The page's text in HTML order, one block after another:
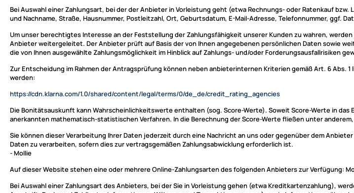
Bei Auswahl einer Zahlungsart, bei der der Anbieter in Vorleistung geht (etwa Rechnungs- oder Ratenkauf
und Nachname, Straße, Hausnummer, Postleitzahl, Ort, Geburtsdatum, E-Mail-Adresse, Telefonnummer, ggf.
Um unser berechtigtes Interesse an der Feststellung der Zahlungsfähigkeit unserer Kunden zu wahren,
Anbieter weitergeleitet. Der Anbieter prüft auf Basis der von Ihnen angegebenen persönlichen Daten sowie
die von Ihnen ausgewählte Zahlungsmöglichkeit im Hinblick auf Zahlungs- und/oder Forderungsausfallrisiken
Zur Entscheidung im Rahmen der Antragsprüfung können neben anbieterinternen Kriterien gemäß Art. 6
werden:
https://cdn.klarna.com/1.0/shared/content/legal/terms/0/de_de/credit_rating_agencies
Die Bonitätsauskunft kann Wahrscheinlichkeitswerte enthalten (sog. Score-Werte). Soweit Score-Werte in
anerkannten mathematisch-statistischen Verfahren. In die Berechnung der Score-Werte fließen unter
Sie können dieser Verarbeitung Ihrer Daten jederzeit durch eine Nachricht an uns oder gegenüber dem
Daten zu verarbeiten, sofern dies zur vertragsgemäßen Zahlungsabwicklung erforderlich ist.
- Mollie
Auf dieser Website stehen eine oder mehrere Online-Zahlungsarten des folgenden Anbieters zur Verfügung:
Bei Auswahl einer Zahlungsart des Anbieters, bei der Sie in Vorleistung gehen (etwa Kreditkartenzahlung),